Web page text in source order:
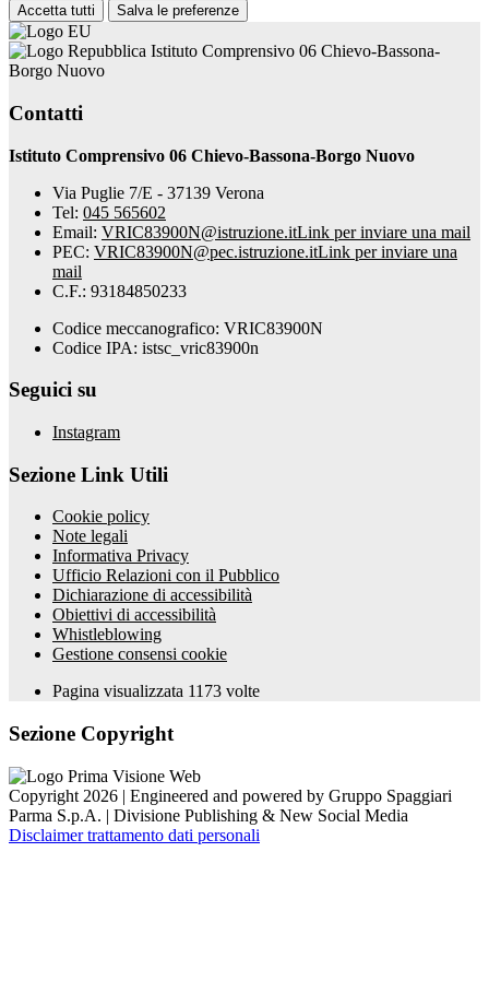
Accetta tutti Salva le preferenze
Istituto Comprensivo 06 Chievo-Bassona-
Borgo Nuovo
Contatti
Istituto Comprensivo 06 Chievo-Bassona-Borgo Nuovo
Via Puglie 7/E - 37139 Verona
Tel: 045 565602
Email: VRIC83900N@istruzione.itLink per inviare una mail
PEC: VRIC83900N@pec.istruzione.itLink per inviare una
mail
C.F.: 93184850233
Codice meccanografico: VRIC83900N
Codice IPA: istsc_vric83900n
Seguici su
Instagram
Sezione Link Utili
Cookie policy
Note legali
Informativa Privacy
Ufficio Relazioni con il Pubblico
Dichiarazione di accessibilità
Obiettivi di accessibilità
Whistleblowing
Gestione consensi cookie
Pagina visualizzata 1173 volte
Sezione Copyright
Copyright 2026 | Engineered and powered by Gruppo Spaggiari
Parma S.p.A. | Divisione Publishing & New Social Media
Disclaimer trattamento dati personali